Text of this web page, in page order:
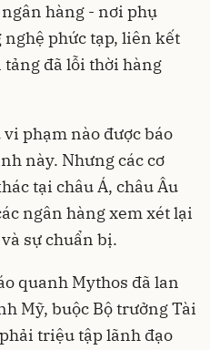
hàng - nơi phụ
nghệ phức tạp, liên kết
đã lỗi thời hàng
vi phạm nào được báo
này. Nhưng các cơ
tại châu Á, châu Âu
ngân hàng xem xét lại
sự chuẩn bị.
quanh Mythos đã lan
Mỹ, buộc Bộ trưởng Tài
triệu tập lãnh đạo